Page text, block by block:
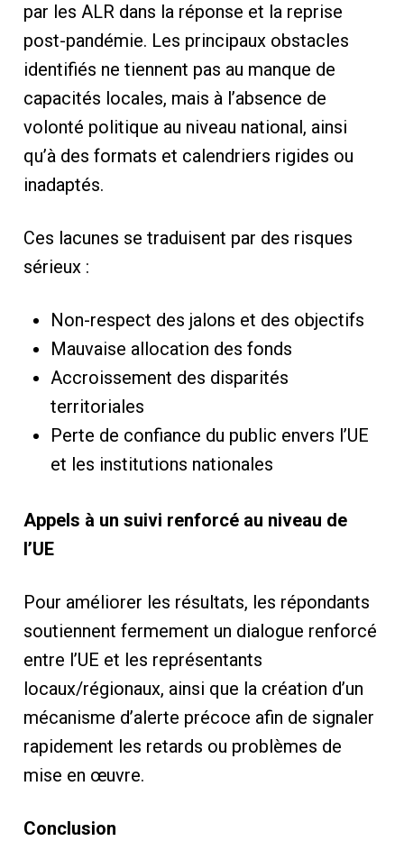
par les ALR dans la réponse et la reprise
post-pandémie. Les principaux obstacles
identifiés ne tiennent pas au manque de
capacités locales, mais à l’absence de
volonté politique au niveau national, ainsi
qu’à des formats et calendriers rigides ou
inadaptés.
Ces lacunes se traduisent par des risques
sérieux :
Non-respect des jalons et des objectifs
Mauvaise allocation des fonds
Accroissement des disparités
territoriales
Perte de confiance du public envers l’UE
et les institutions nationales
Appels à un suivi renforcé au niveau de
l’UE
Pour améliorer les résultats, les répondants
soutiennent fermement un dialogue renforcé
entre l’UE et les représentants
locaux/régionaux, ainsi que la création d’un
mécanisme d’alerte précoce afin de signaler
rapidement les retards ou problèmes de
mise en œuvre.
Conclusion